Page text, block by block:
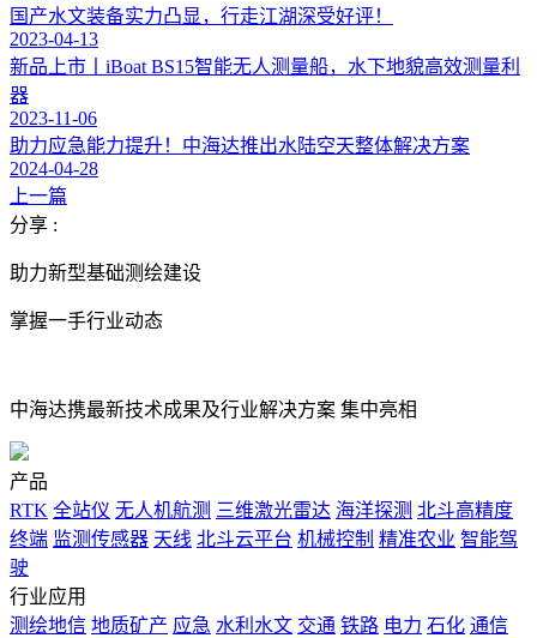
国产水文装备实力凸显，行走江湖深受好评！
2023-04-13
新品上市丨iBoat BS15智能无人测量船，水下地貌高效测量利
器
2023-11-06
助力应急能力提升！中海达推出水陆空天整体解决方案
2024-04-28
上一篇
分享 :
助力新型基础测绘建设
掌握一手行业动态
中海达携最新技术成果及行业解决方案 集中亮相
产品
RTK 全站仪 无人机航测 三维激光雷达 海洋探测 北斗高精度
终端 监测传感器 天线 北斗云平台 机械控制 精准农业 智能驾
驶
行业应用
测绘地信 地质矿产 应急 水利水文 交通 铁路 电力 石化 通信